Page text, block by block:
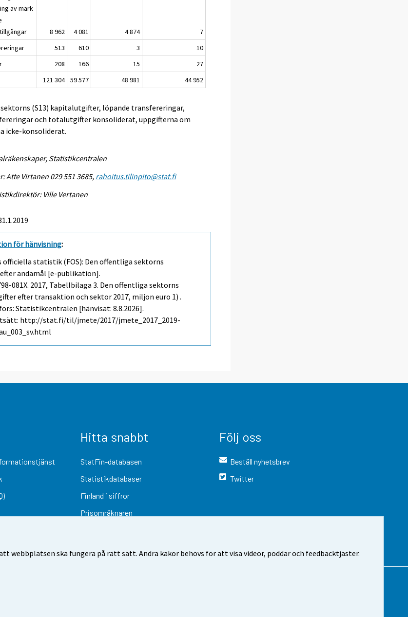
webbplatsen ska fungera på rätt sätt. Andra kakor behövs för att visa videor, poddar och feedbacktjäster.
av mark
8 962 4 081 4 874
7
513 610 3
10
208 166 15
27
121 304 59 577 48 981 44 952
(S13) kapitalutgifter, löpande transfereringar,
och totalutgifter konsoliderat, uppgifterna om
icke-konsoliderat.
Statistikcentralen
Atte Virtanen 029 551 3685, rahoitus.tilinpito@stat.fi
Ville Vertanen
för hänvisning:
officiella statistik (FOS): Den offentliga sektorns
ändamål [e-publikation].
081X. 2017, Tabellbilaga 3. Den offentliga sektorns
efter transaktion och sektor 2017, miljon euro 1) .
Statistikcentralen [hänvisat: 8.8.2026].
http://stat.fi/til/jmete/2017/jmete_2017_2019-
Hitta snabbt
StatFin-databasen
Statistikdatabaser
Finland i siffror
Prisomräknaren
Följ oss
Beställ nyhetsbrev
Twitter